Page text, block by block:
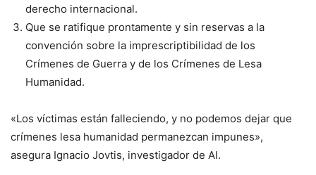
derecho internacional.
Que se ratifique prontamente y sin reservas a la
convención sobre la imprescriptibilidad de los
Crímenes de Guerra y de los Crímenes de Lesa
Humanidad.
«Los víctimas están falleciendo, y no podemos dejar que
crímenes lesa humanidad permanezcan impunes»,
asegura Ignacio Jovtis, investigador de AI.